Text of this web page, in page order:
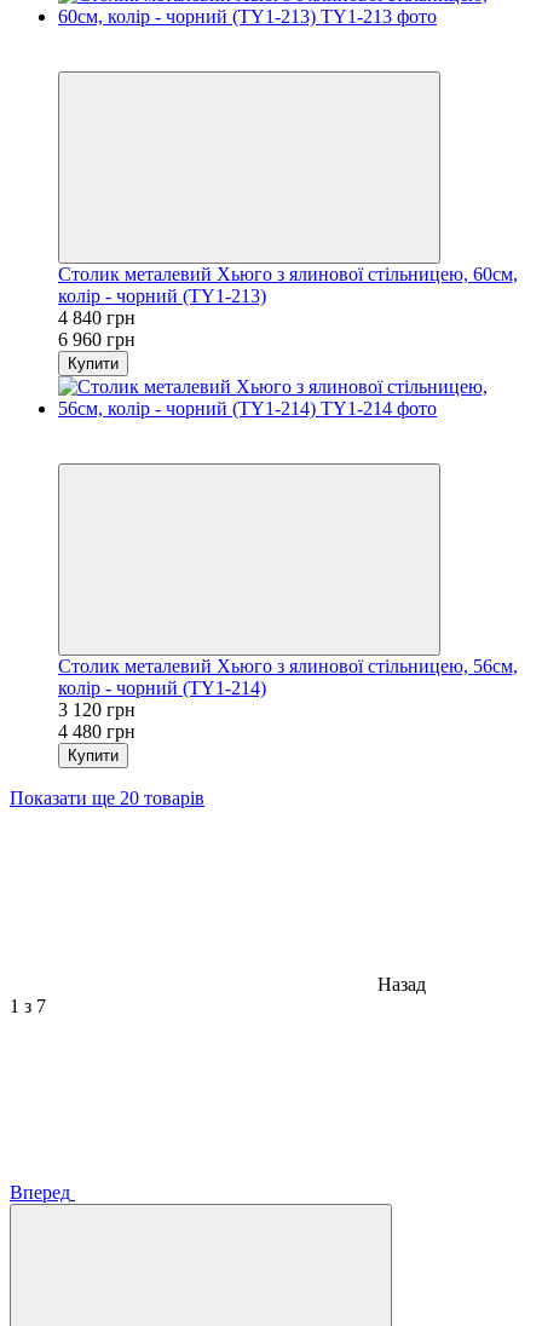
Столик металевий Хьюго з ялинової стільницею, 60см,
колір - чорний (TY1-213)
4 840 грн
6 960 грн
Купити
Столик металевий Хьюго з ялинової стільницею, 56см,
колір - чорний (TY1-214)
3 120 грн
4 480 грн
Купити
Показати ще 20 товарів
Назад
1 з 7
Вперед